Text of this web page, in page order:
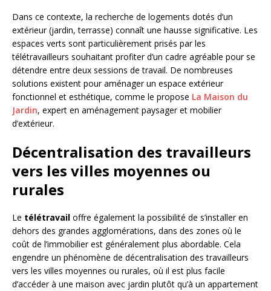
Dans ce contexte, la recherche de logements dotés d’un
extérieur (jardin, terrasse) connaît une hausse significative. Les
espaces verts sont particulièrement prisés par les
télétravailleurs souhaitant profiter d’un cadre agréable pour se
détendre entre deux sessions de travail. De nombreuses
solutions existent pour aménager un espace extérieur
fonctionnel et esthétique, comme le propose La Maison du
Jardin, expert en aménagement paysager et mobilier
d’extérieur.
Décentralisation des travailleurs
vers les villes moyennes ou
rurales
Le télétravail offre également la possibilité de s’installer en
dehors des grandes agglomérations, dans des zones où le
coût de l’immobilier est généralement plus abordable. Cela
engendre un phénomène de décentralisation des travailleurs
vers les villes moyennes ou rurales, où il est plus facile
d’accéder à une maison avec jardin plutôt qu’à un appartement